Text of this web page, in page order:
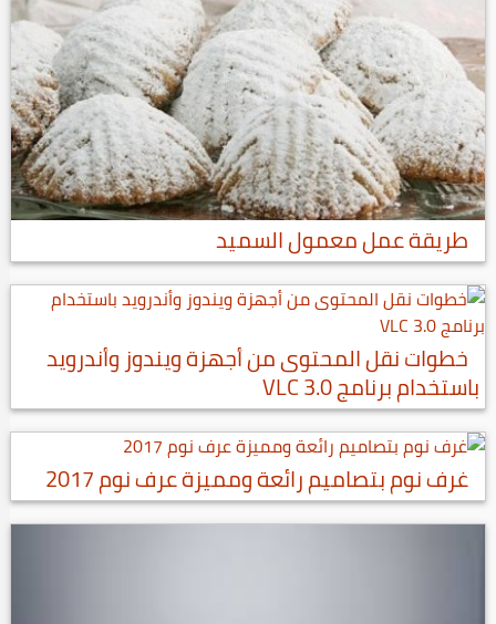
طريقة عمل معمول السميد
خطوات نقل المحتوى من أجهزة ويندوز وأندرويد
باستخدام برنامج VLC 3.0
غرف نوم بتصاميم رائعة ومميزة عرف نوم 2017